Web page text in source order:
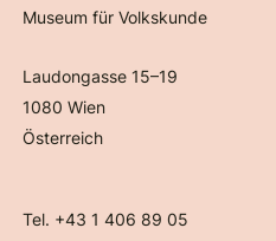
Museum für Volkskunde
Laudongasse 15–19
1080 Wien
Österreich
Tel. +43 1 406 89 05